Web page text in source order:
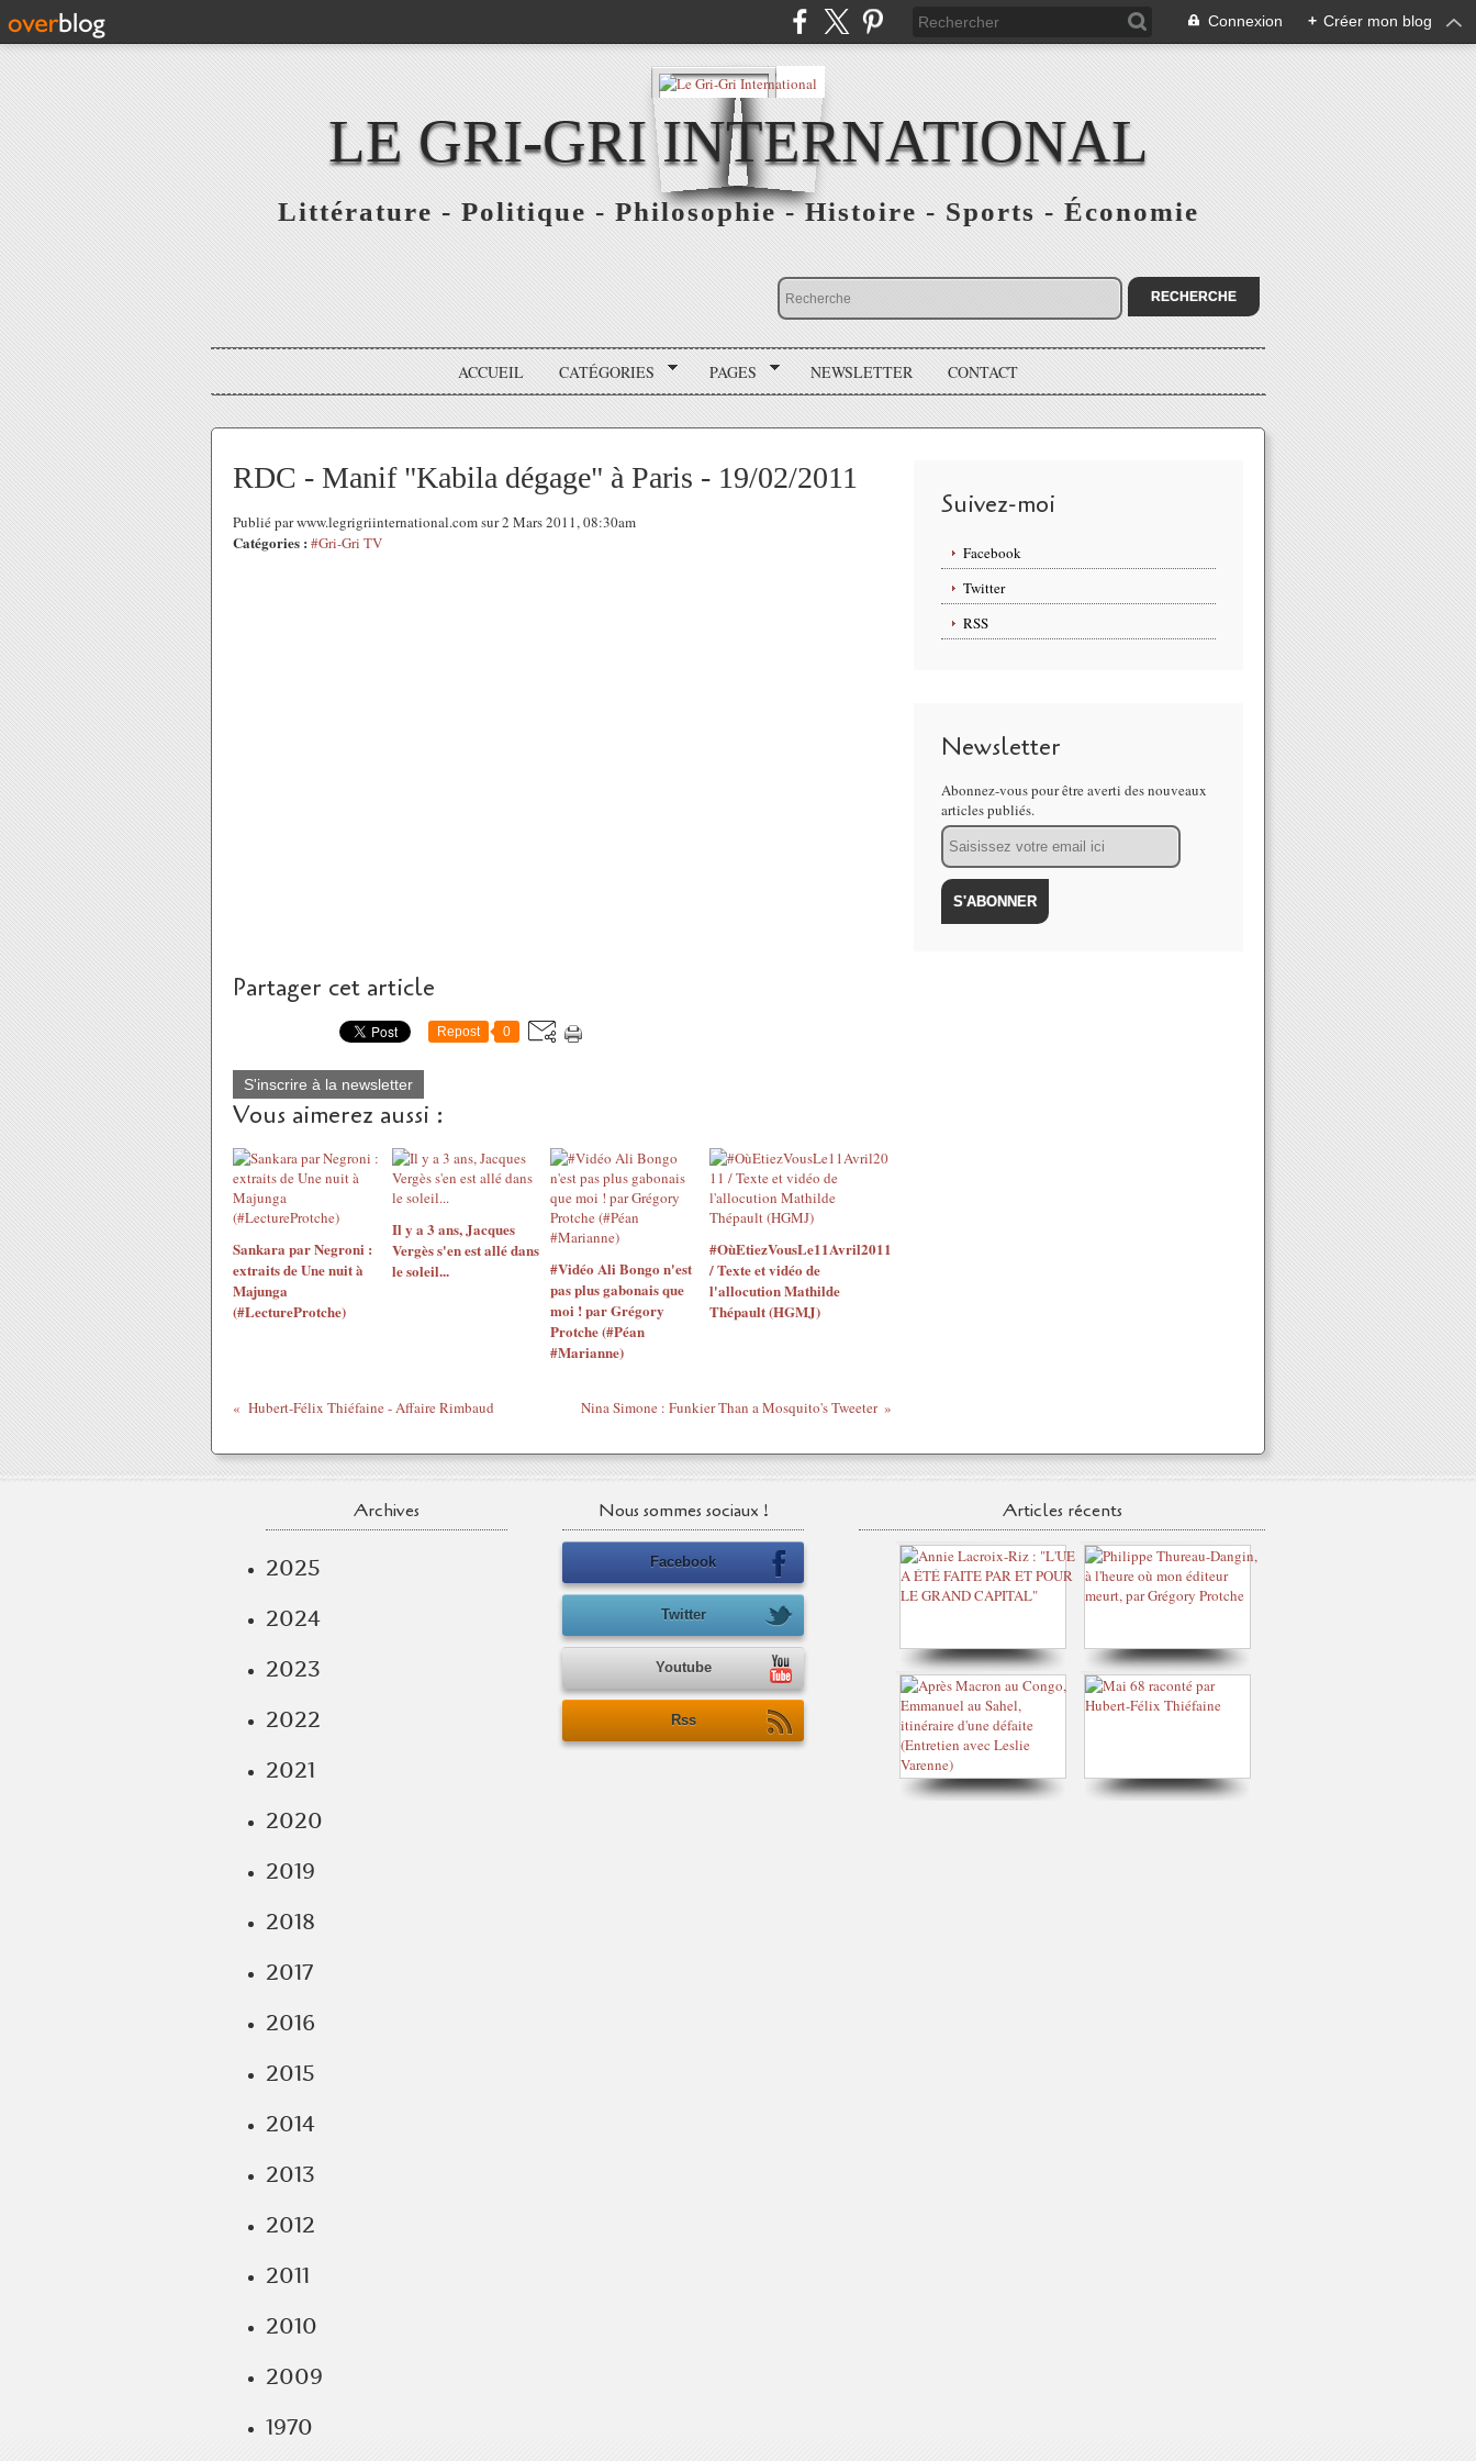
Connexion + Créer mon blog
LE GRI-GRI INTERNATIONAL
Littérature - Politique - Philosophie - Histoire - Sports - Économie
ACCUEIL CATÉGORIES PAGES NEWSLETTER CONTACT
RDC - Manif "Kabila dégage" à Paris - 19/02/2011
Publié par www.legrigriinternational.com sur 2 Mars 2011, 08:30am
Catégories : #Gri-Gri TV
Partager cet article
Repost 0
S'inscrire à la newsletter
Vous aimerez aussi :
Sankara par Negroni :
extraits de Une nuit à
Majunga
(#LectureProtche)
Il y a 3 ans, Jacques
Vergès s'en est allé dans
le soleil...
#Vidéo Ali Bongo n'est
pas plus gabonais que
moi ! par Grégory
Protche (#Péan
#Marianne)
#OùEtiezVousLe11Avril2011
/ Texte et vidéo de
l'allocution Mathilde
Thépault (HGMJ)
Hubert-Félix Thiéfaine - Affaire Rimbaud Nina Simone : Funkier Than a Mosquito's Tweeter
Suivez-moi
Facebook
Twitter
RSS
Newsletter
Abonnez-vous pour être averti des nouveaux
articles publiés.
Email
Archives
2025
2024
2023
2022
2021
2020
2019
2018
2017
2016
2015
2014
2013
2012
2011
2010
2009
1970
Nous sommes sociaux !
Facebook
Twitter
Youtube
Rss
Articles récents